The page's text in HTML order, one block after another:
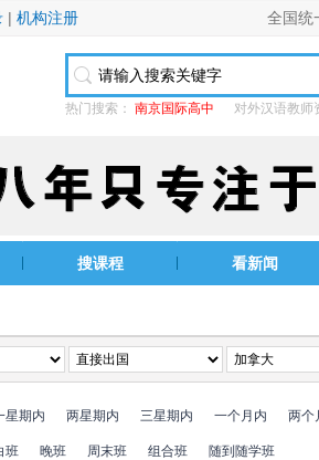
| 机构注册 全国统
热门搜索： 南京国际高中 对外汉语教师
搜课程 看新闻
星期内 两星期内 三星期内 一个月内 两个
班 晚班 周末班 组合班 随到随学班